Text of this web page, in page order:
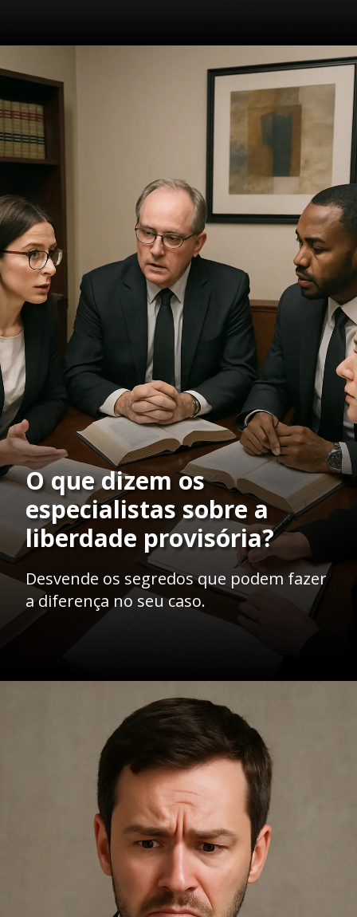
https://ademilsoncs.adv.br/
O que dizem os
especialistas sobre a
liberdade provisória?
Desvende os segredos que podem fazer
a diferença no seu caso.
https://ademilsoncs.adv.br/